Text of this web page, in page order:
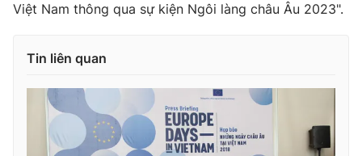
Việt Nam thông qua sự kiện Ngôi làng châu Âu 2023".
Tin liên quan